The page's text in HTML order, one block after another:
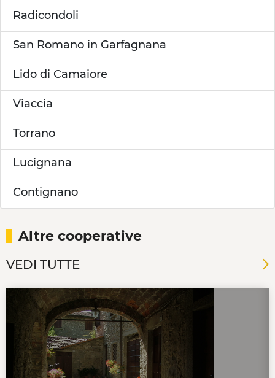
Radicondoli
San Romano in Garfagnana
Lido di Camaiore
Viaccia
Torrano
Lucignana
Contignano
Altre cooperative
VEDI TUTTE